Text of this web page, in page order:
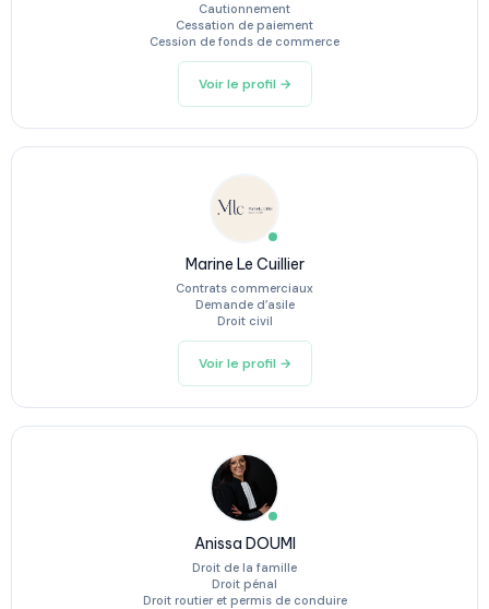
Cautionnement
Cessation de paiement
Cession de fonds de commerce
Voir le profil →
Marine Le Cuillier
Contrats commerciaux
Demande d’asile
Droit civil
Voir le profil →
Anissa DOUMI
Droit de la famille
Droit pénal
Droit routier et permis de conduire